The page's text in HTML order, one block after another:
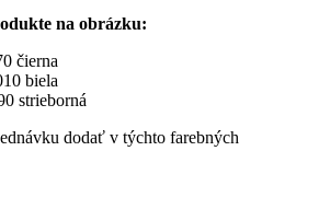
na obrázku:
čierna
biela
strieborná
dodať v týchto farebných